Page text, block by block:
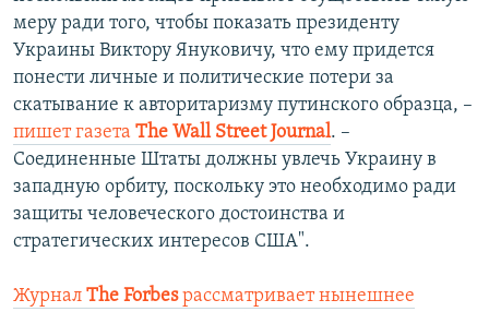
меру ради того, чтобы показать президенту
Украины Виктору Януковичу, что ему придется
понести личные и политические потери за
скатывание к авторитаризму путинского образца, –
пишет газета The Wall Street Journal. –
Соединенные Штаты должны увлечь Украину в
западную орбиту, поскольку это необходимо ради
защиты человеческого достоинства и
стратегических интересов США".
Журнал The Forbesрассматривает нынешнее